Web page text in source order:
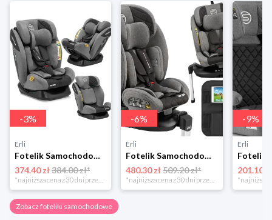
-3%
Erli
Fotelik Samochodowy Dziecięcy Podróżny 40-150cm Sesttino Secure Pro 0-36kg
374.40 zł384.00 zł*
*najniższa cena z 30 dni przed obniżką
-6%
Erli
Fotelik Samochodowy Sesttino i-Size 40-150 cm Obrotowy 360° 0-36 kg ISOFIX
480.30 zł 509.20 zł*
*najniższa cena z 30 dni przed obniżką
-9%
Erli
201.10 zł
Zobacz foteliki samochodowe